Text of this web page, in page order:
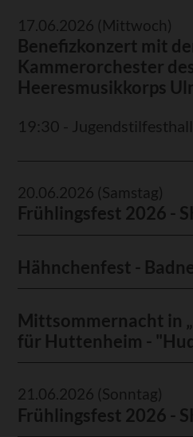
17.06.2026 (Mittwoch)
Benefizkonzert mit
Kammerorchester des
Heeresmusikkorps
19:30 -
20.06.2026 (Samstag)
Frühlingsfest 2026 -
Hähnchenfest -
Mittsommernacht in
für Huttenheim -
21.06.2026 (Sonntag)
Frühlingsfest 2026 -